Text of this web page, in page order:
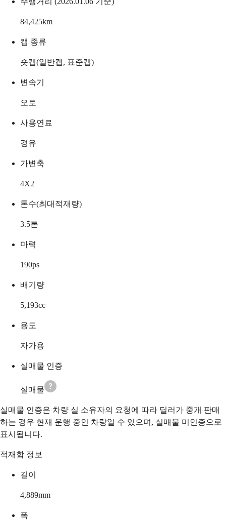
84,425km
캡 종류
숏캡(일반캡, 표준캡)
변속기
오토
사용연료
경유
가변축
4X2
톤수(최대적재량)
3.5톤
마력
190ps
배기량
5,193cc
용도
자가용
실매물 인증
실매물
실매물 인증은 차량 실 소유자의 요청에 따라 딜러가 중개 판매
하는 경우 현재 운행 중인 차량일 수 있으며, 실매물 미인증으로
표시됩니다.
적재함 정보
길이
4,889mm
폭